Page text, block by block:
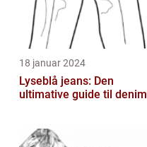
18 januar 2024
Lyseblå jeans: Den
ultimative guide til denim